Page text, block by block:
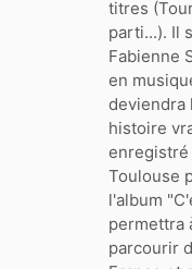
titres
parti...). Il
Fabienne
en
deviendra
histoire
enregistré
Toulouse
l'album
permettra
parcourir